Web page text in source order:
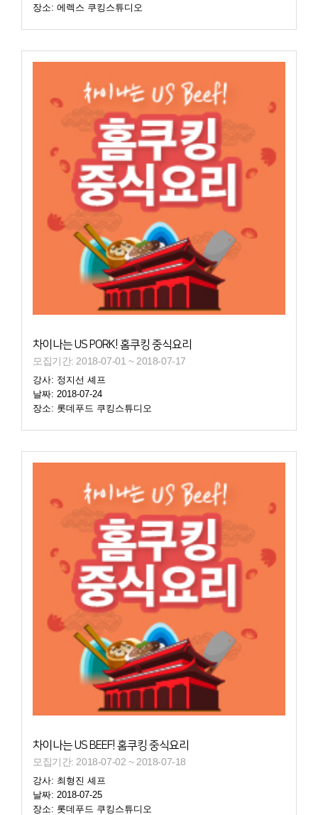
장소: 에렉스 쿠킹스튜디오
차이나는 US PORK! 홈쿠킹 중식요리
모집기간: 2018-07-01 ~ 2018-07-17
강사: 정지선 셰프
날짜: 2018-07-24
장소: 롯데푸드 쿠킹스튜디오
차이나는 US BEEF! 홈쿠킹 중식요리
모집기간: 2018-07-02 ~ 2018-07-18
강사: 최형진 셰프
날짜: 2018-07-25
장소: 롯데푸드 쿠킹스튜디오